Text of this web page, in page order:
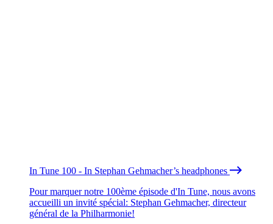
In Tune 100 - In Stephan Gehmacher’s headphones
Pour marquer notre 100ème épisode d'In Tune, nous avons
accueilli un invité spécial: Stephan Gehmacher, directeur
général de la Philharmonie!